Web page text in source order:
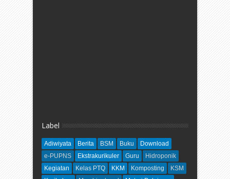
Label
Adiwiyata Berita BSM Buku
Download
e-PUPNS
Ekstrakurikuler Guru
Hidroponik
Kegiatan
Kelas PTQ KKM Komposting
KSM